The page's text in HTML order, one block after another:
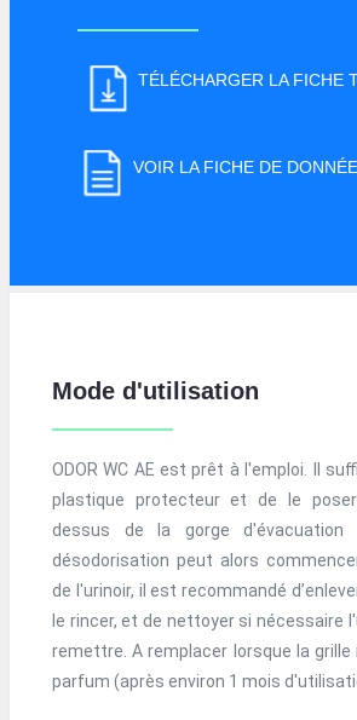
TÉLÉCHARGER LA FICHE
VOIR LA FICHE DE
Mode d'utilisation
ODOR WC AE est prêt à l'emploi. Il
plastique protecteur et de le
dessus de la gorge d'évacuation
désodorisation peut alors
de l'urinoir, il est recommandé
le rincer, et de nettoyer si nécessaire
remettre. A remplacer lorsque la grille
parfum (après environ 1 mois